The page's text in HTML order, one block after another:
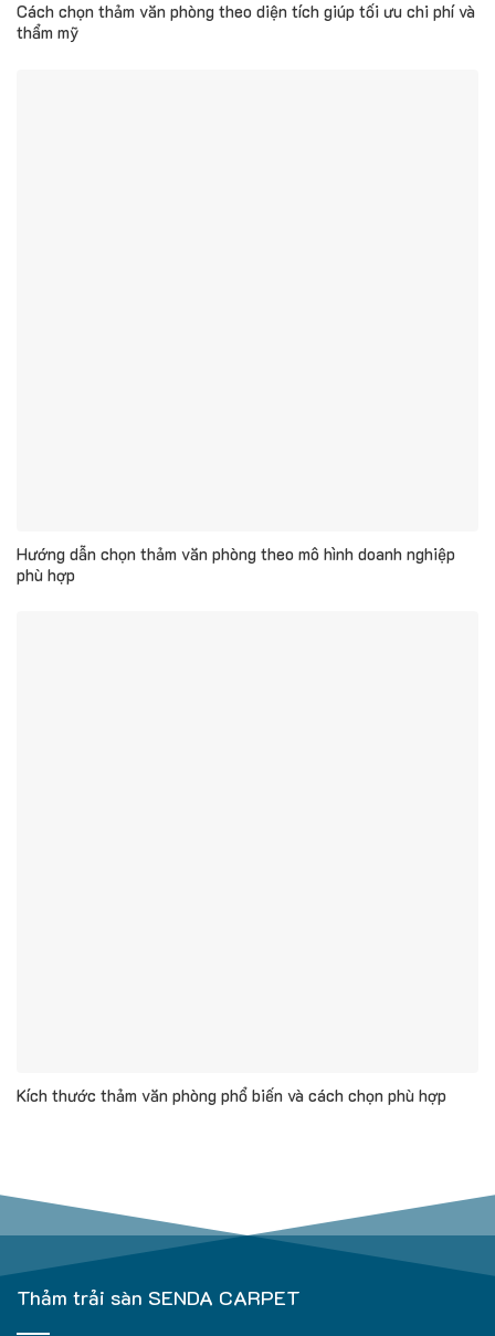
Cách chọn thảm văn phòng theo diện tích giúp tối ưu chi phí và
thẩm mỹ
Hướng dẫn chọn thảm văn phòng theo mô hình doanh nghiệp
phù hợp
Kích thước thảm văn phòng phổ biến và cách chọn phù hợp
Thảm trải sàn SENDA CARPET